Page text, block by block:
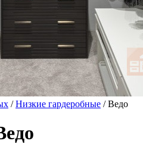
/Низкие гардеробные / Ведо